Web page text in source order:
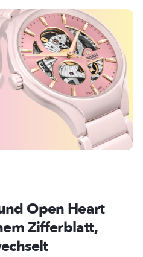
Open Heart
Zifferblatt,